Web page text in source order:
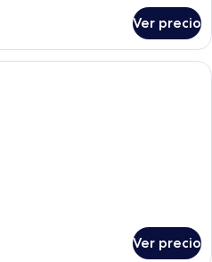
Ver precio
Una habitación de hotel moderna
Ver precio